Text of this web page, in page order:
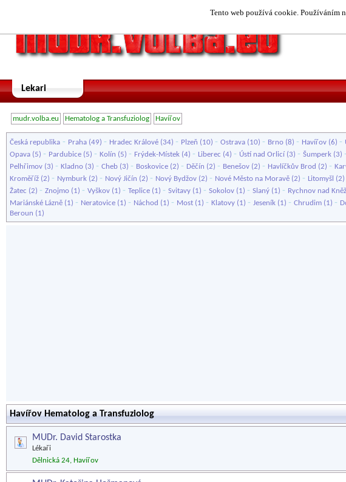
Tento web používá cookie. Používáním
Lekari
mudr.volba.eu Hematolog a Transfuziolog Havířov
Česká republika - Praha (49) - Hradec Králové (34) - Plzeň (10) - Ostrava (10) - Brno (8) - Havířov (6) -
Opava (5) - Pardubice (5) - Kolín (5) - Frýdek-Místek (4) - Liberec (4) - Ústí nad Orlicí (3) - Šumperk (3) -
Pelhřimov (3) - Kladno (3) - Cheb (3) - Boskovice (2) - Děčín (2) - Benešov (2) - Havlíčkův Brod (2) -
Kroměříž (2) - Nymburk (2) - Nový Jičín (2) - Nový Bydžov (2) - Nové Město na Moravě (2) - Litomyšl (2)
Žatec (2) - Znojmo (1) - Vyškov (1) - Teplice (1) - Svitavy (1) - Sokolov (1) - Slaný (1) - Rychnov nad
Mariánské Lázně (1) - Neratovice (1) - Náchod (1) - Most (1) - Klatovy (1) - Jeseník (1) - Chrudim (1) -
Beroun (1)
Havířov Hematolog a Transfuziolog
MUDr. David Starostka
Lékaři
Dělnická 24, Havířov